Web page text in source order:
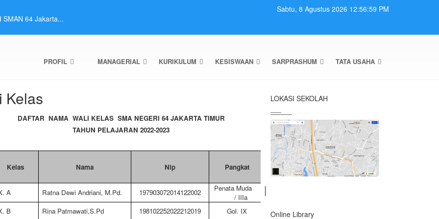
SMAN 64 Jakarta...
64 JAKARTA TAHUN P...
Murid SMAN 64 ...
2 SMAN 64 Jakart...
Pelajaran 2025...
2 SMAN 64 ...
Tahap 2 SMAN...
Sabtu, 8 Agustus 2026 12:57:00 PM
PROFIL MANAGERIAL KURIKULUM KESISWAAN SARPRASHUM TATA USAHA
Kelas
DAFTAR NAMA WALI KELAS SMA NEGERI 64 JAKARTA TIMUR
TAHUN PELAJARAN 2022-2023
Kelas Nama Nip Pangkat
A Ratna Dewi Andriani, M.Pd. 197903072014122002
Penata Muda
/ IIIa
B Rina Patmawati,S.Pd 198102252022212019
Gol. IX
LOKASI SEKOLAH
Online Library